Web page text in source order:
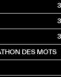
DES MOTS